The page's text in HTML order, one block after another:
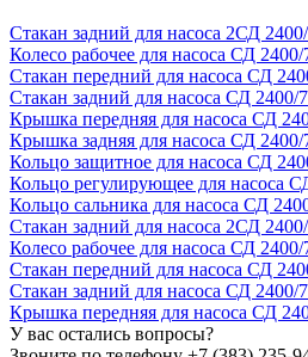
Стакан задний для насоса 2СД
Колесо рабочее для насоса СД
Стакан передний для насоса СД
Стакан задний для насоса СД 2400/
Крышка передняя для насоса СД
Крышка задняя для насоса СД 2400/
Кольцо защитное для насоса СД
Кольцо регулирующее для насоса
Кольцо сальника для насоса СД
Стакан задний для насоса 2СД
Колесо рабочее для насоса СД
Стакан передний для насоса СД
Стакан задний для насоса СД 2400/
Крышка передняя для насоса СД
У вас остались вопросы?